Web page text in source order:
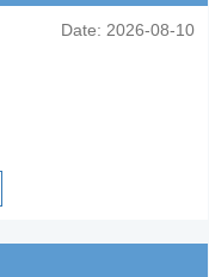
Date: 2026-08-10